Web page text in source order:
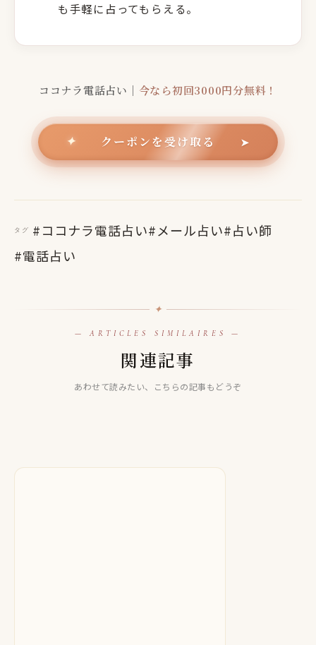
も手軽に占ってもらえる。
ココナラ電話占い｜ 今なら初回3000円分無料！
✦ クーポンを受け取る ➤
タグ #ココナラ電話占い#メール占い#占い師
#電話占い
✦
— ARTICLES SIMILAIRES —
関連記事
あわせて読みたい、こちらの記事もどうぞ
【ココナラ電話占い】佐和(さわ)ダウジング＆スピリットメ
ンター先生は当たる！？当たらない口コミ評判も徹底検
【ココナラ電話占い】八重ふみな先生は当たる！？当たら
ない口コミ評判も徹底検証！
【ココナラ電話占い】iroha0545先生は当たる！？当たらな